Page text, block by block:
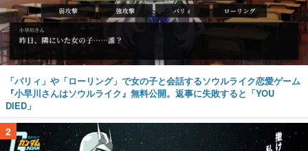
「パリィ」や「ローリング」で女の子と会話するソウルライク恋愛ゲーム
『小早川さんはソウルライク』無料公開。返事に失敗すると「YOU
DIED」
2